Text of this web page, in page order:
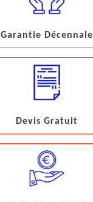
Garantie Décennale
Devis Gratuit